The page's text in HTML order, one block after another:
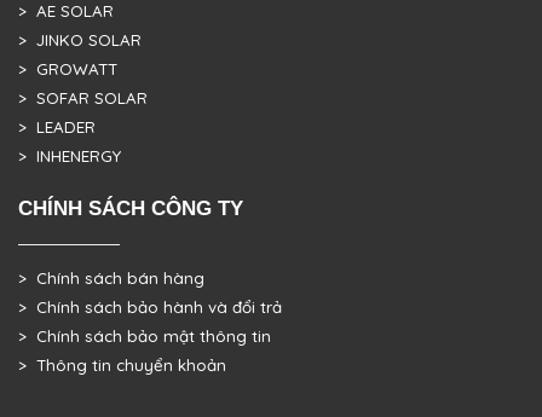
> AE SOLAR
> JINKO SOLAR
> GROWATT
> SOFAR SOLAR
> LEADER
> INHENERGY
CHÍNH SÁCH CÔNG TY
> Chính sách bán hàng
> Chính sách bảo hành và đổi trả
> Chính sách bảo mật thông tin
> Thông tin chuyển khoản